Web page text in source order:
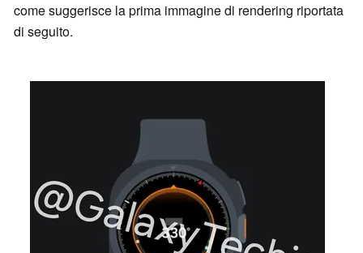
come suggerisce la prima immagine di rendering riportata
di seguito.